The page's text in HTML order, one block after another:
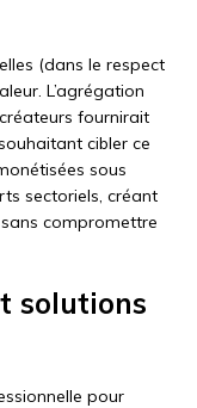
(dans le respect
L’agrégation
fournirait
cibler ce
sous
sectoriels, créant
compromettre
solutions
pour